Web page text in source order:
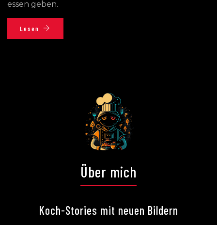
essen geben.
Lesen
Über mich
Koch-Stories mit neuen Bildern